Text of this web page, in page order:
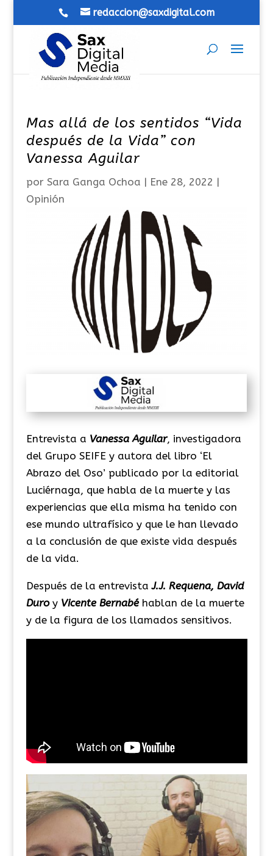
redaccion@saxdigital.com
Mas allá de los sentidos “Vida
después de la Vida” con
Vanessa Aguilar
por Sara Ganga Ochoa | Ene 28, 2022 |
Opinión
Entrevista a Vanessa Aguilar, investigadora
del Grupo SEIFE y autora del libro ‘El
Abrazo del Oso’ publicado por la editorial
Luciérnaga, que habla de la muerte y las
experiencias que ella misma ha tenido con
ese mundo ultrafísico y que le han llevado
a la conclusión de que existe vida después
de la vida.
Después de la entrevistaJ.J. Requena, David
Duroy Vicente Bernabéhablan de la muerte
y de la figura de los llamados sensitivos.